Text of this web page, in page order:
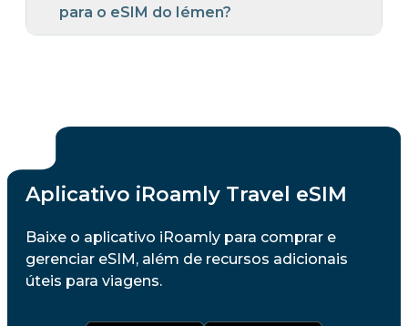
para o eSIM do Iémen?
Aplicativo iRoamly Travel eSIM
Baixe o aplicativo iRoamly para comprar e
gerenciar eSIM, além de recursos adicionais
úteis para viagens.